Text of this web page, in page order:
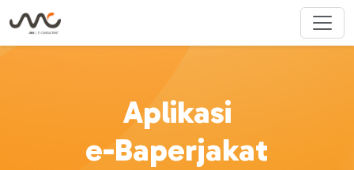
Aplikasi
e-Baperjakat